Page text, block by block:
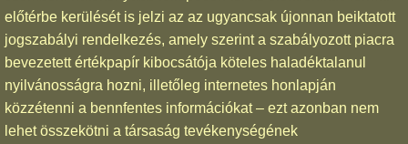
előtérbe kerülését is jelzi az az ugyancsak újonnan beiktatott
jogszabályi rendelkezés, amely szerint a szabályozott piacra
bevezetett értékpapír kibocsátója köteles haladéktalanul
nyilvánosságra hozni, illetőleg internetes honlapján
közzétenni a bennfentes információkat – ezt azonban nem
lehet összekötni a társaság tevékenységének